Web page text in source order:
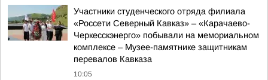
Участники студенческого отряда филиала
«Россети Северный Кавказ» – «Карачаево-
Черкесскэнерго» побывали на мемориальном
комплексе – Музее-памятнике защитникам
перевалов Кавказа
10:05